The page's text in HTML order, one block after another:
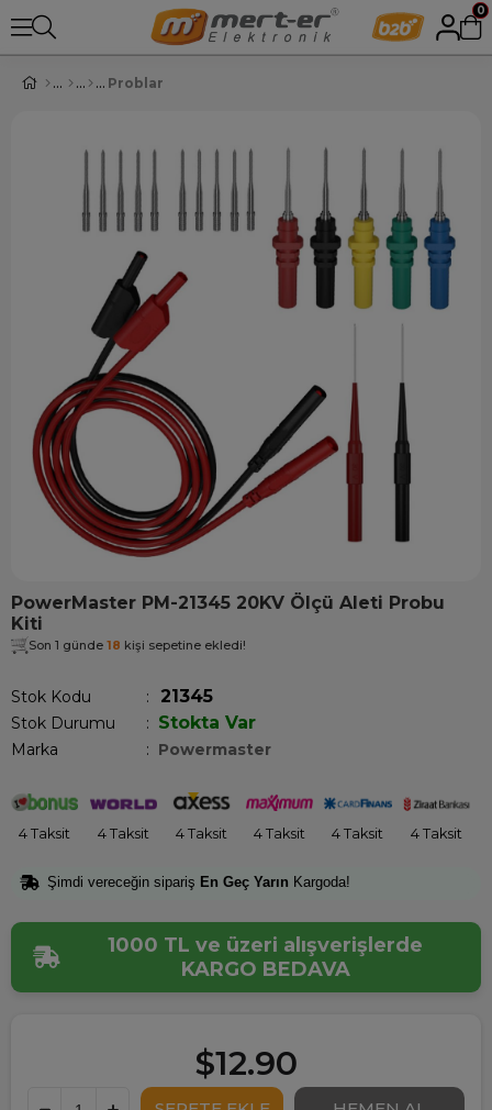
0
Problar
PowerMaster PM-21345 20KV Ölçü Aleti Probu
Kiti
Son 1 günde 18 kişi sepetine ekledi!
Stok Kodu 21345
Stok Durumu : Stokta Var
Marka : Powermaster
4 Taksit 4 Taksit 4 Taksit 4 Taksit 4 Taksit 4 Taksit
Şimdi vereceğin sipariş En Geç Yarın Kargoda!
1000 TL ve üzeri alışverişlerde
KARGO BEDAVA
$12.90